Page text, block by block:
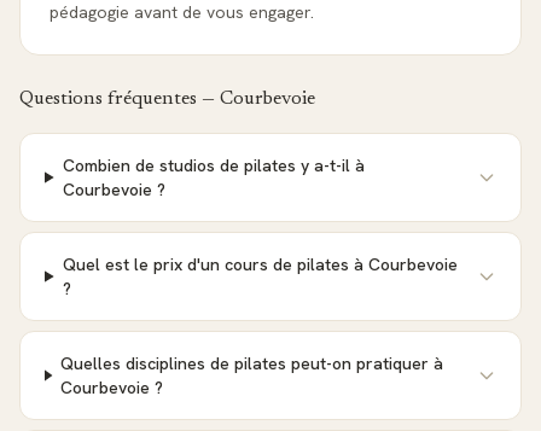
pédagogie avant de vous engager.
Questions fréquentes — Courbevoie
Combien de studios de pilates y a-t-il à
Courbevoie ?
Quel est le prix d'un cours de pilates à Courbevoie
?
Quelles disciplines de pilates peut-on pratiquer à
Courbevoie ?